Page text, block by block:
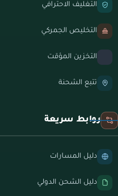
التغليف الاحترافي
التخليص الجمركي
التخزين المؤقت
تتبع الشحنة
روابط سريعة
دليل المسارات
دليل الشحن الدولي